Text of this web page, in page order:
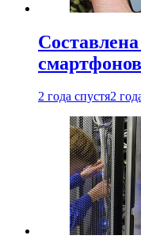
2 года спустя2